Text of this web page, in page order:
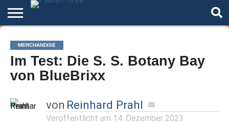
Home
Der
Podcast
Über
Star
Trek
Artikel
Andere
Welten
Autoren
Night
Mode
MERCHANDISE
Im Test: Die S. S. Botany Bay
von BlueBrixx
von Reinhard Prahl
Veröffentlicht am 14. Dezember 2023